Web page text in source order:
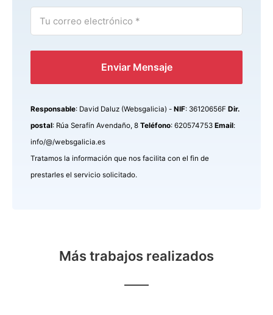
Enviar Mensaje
Responsable: David Daluz (Websgalicia) - NIF: 36120656F Dir.
postal: Rúa Serafín Avendaño, 8 Teléfono: 620574753 Email:
info/@/websgalicia.es
Tratamos la información que nos facilita con el fin de
prestarles el servicio solicitado.
Más trabajos realizados